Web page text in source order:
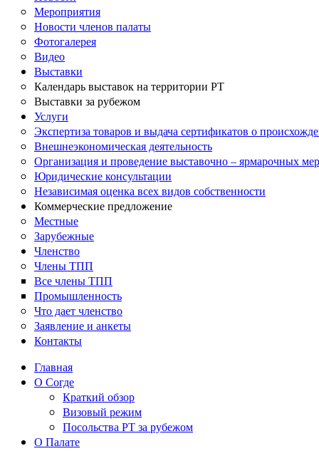
Мероприятия
Новости членов палаты
Фотогалерея
Видео
Выставки
Календарь выставок на территории РТ
Выставки за рубежом
Услуги
Экспертиза товаров и выдача сертификатов о
Внешнеэкономическая деятельность
Организация и проведение выставочно – ярмарочных
Юридические консультации
Независимая оценка всех видов собственности
Коммерческие предложение
Местные
Зарубежные
Членство
Члены ТПП
Все члены ТПП
Промышленность
Что дает членство
Заявление и анкеты
Контакты
Главная
О Согде
Краткий обзор
Визовый режим
Посольства РТ за рубежом
О Палате